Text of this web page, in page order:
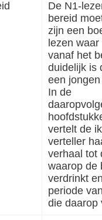
De N1-
bereid
zijn een
lezen waar
vanaf het
duidelijk is
een
In de
vertelt de
verteller
verhaal tot
waarop de
verdrinkt
periode
die daarop